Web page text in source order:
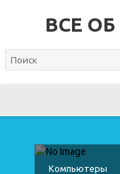
ВСЕ
Компьютеры